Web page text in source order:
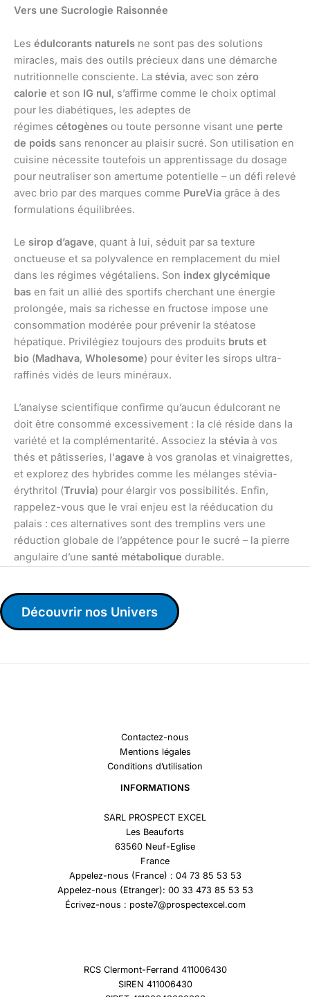
Vers une Sucrologie Raisonnée
Les édulcorants naturels ne sont pas des solutions
miracles, mais des outils précieux dans une démarche
nutritionnelle consciente. La stévia, avec son zéro
calorie et son IG nul, s’affirme comme le choix optimal
pour les diabétiques, les adeptes de
régimes cétogènes ou toute personne visant une perte
de poids sans renoncer au plaisir sucré. Son utilisation en
cuisine nécessite toutefois un apprentissage du dosage
pour neutraliser son amertume potentielle – un défi relevé
avec brio par des marques comme PureVia grâce à des
formulations équilibrées.
Le sirop d’agave, quant à lui, séduit par sa texture
onctueuse et sa polyvalence en remplacement du miel
dans les régimes végétaliens. Son index glycémique
bas en fait un allié des sportifs cherchant une énergie
prolongée, mais sa richesse en fructose impose une
consommation modérée pour prévenir la stéatose
hépatique. Privilégiez toujours des produits bruts et
bio (Madhava, Wholesome) pour éviter les sirops ultra-
raffinés vidés de leurs minéraux.
L’analyse scientifique confirme qu’aucun édulcorant ne
doit être consommé excessivement : la clé réside dans la
variété et la complémentarité. Associez la stévia à vos
thés et pâtisseries, l’agave à vos granolas et vinaigrettes,
et explorez des hybrides comme les mélanges stévia-
érythritol (Truvia) pour élargir vos possibilités. Enfin,
rappelez-vous que le vrai enjeu est la rééducation du
palais : ces alternatives sont des tremplins vers une
réduction globale de l’appétence pour le sucré – la pierre
angulaire d’une santé métabolique durable.
Découvrir nos Univers
Contactez-nous
Mentions légales
Conditions d’utilisation
INFORMATIONS
SARL PROSPECT EXCEL
Les Beauforts
63560 Neuf-Eglise
France
Appelez-nous (France) : 04 73 85 53 53
Appelez-nous (Etranger): 00 33 473 85 53 53
Écrivez-nous : poste7@prospectexcel.com
RCS Clermont-Ferrand 411006430
SIREN 411006430